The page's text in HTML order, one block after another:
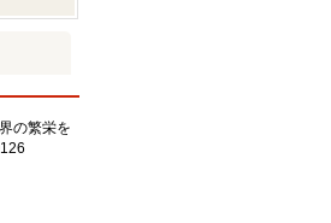
の繁栄を